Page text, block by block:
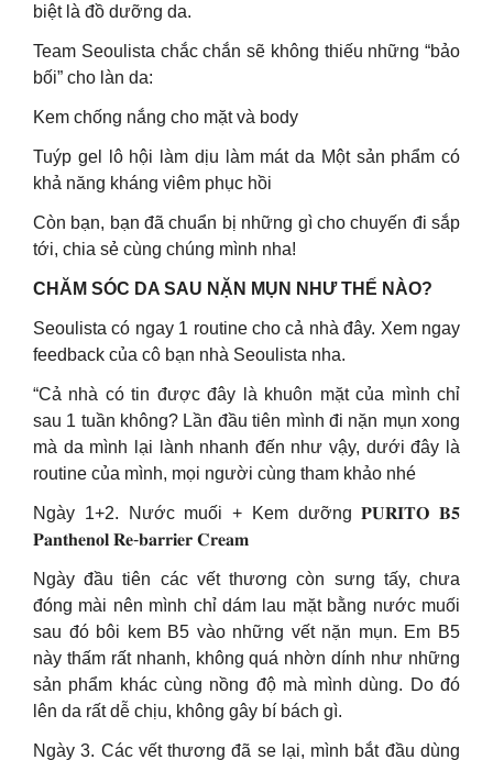
biệt là đồ dưỡng da.
Team Seoulista chắc chắn sẽ không thiếu những “bảo
bối” cho làn da:
Kem chống nắng cho mặt và body
Tuýp gel lô hội làm dịu làm mát da Một sản phẩm có
khả năng kháng viêm phục hồi
Còn bạn, bạn đã chuẩn bị những gì cho chuyến đi sắp
tới, chia sẻ cùng chúng mình nha!
CHĂM SÓC DA SAU NẶN MỤN NHƯ THẾ NÀO?
Seoulista có ngay 1 routine cho cả nhà đây. Xem ngay
feedback của cô bạn nhà Seoulista nha.
“Cả nhà có tin được đây là khuôn mặt của mình chỉ
sau 1 tuần không? Lần đầu tiên mình đi nặn mụn xong
mà da mình lại lành nhanh đến như vậy, dưới đây là
routine của mình, mọi người cùng tham khảo nhé
Ngày 1+2. Nước muối + Kem dưỡng 𝐏𝐔𝐑𝐈𝐓𝐎 𝐁𝟓
𝐏𝐚𝐧𝐭𝐡𝐞𝐧𝐨𝐥 𝐑𝐞-𝐛𝐚𝐫𝐫𝐢𝐞𝐫 𝐂𝐫𝐞𝐚𝐦
Ngày đầu tiên các vết thương còn sưng tấy, chưa
đóng mài nên mình chỉ dám lau mặt bằng nước muối
sau đó bôi kem B5 vào những vết nặn mụn. Em B5
này thấm rất nhanh, không quá nhờn dính như những
sản phẩm khác cùng nồng độ mà mình dùng. Do đó
lên da rất dễ chịu, không gây bí bách gì.
Ngày 3. Các vết thương đã se lại, mình bắt đầu dùng